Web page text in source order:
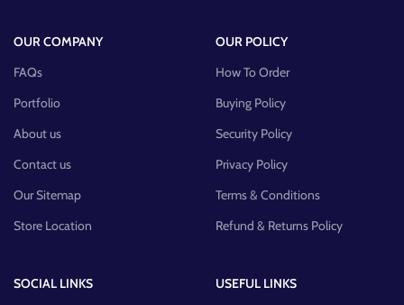
OUR COMPANY
FAQs
Portfolio
About us
Contact us
Our Sitemap
Store Location
OUR POLICY
How To Order
Buying Policy
Security Policy
Privacy Policy
Terms & Conditions
Refund & Returns Policy
SOCIAL LINKS
USEFUL LINKS